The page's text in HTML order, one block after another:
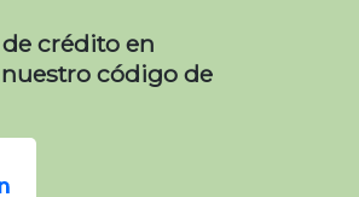
crédito en
código de